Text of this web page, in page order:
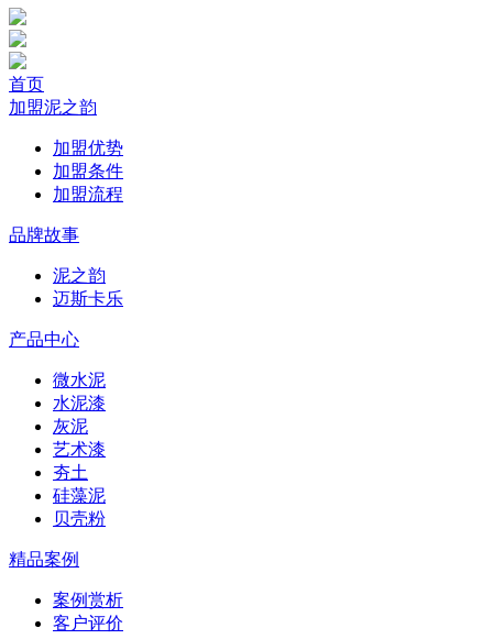
首页
加盟泥之韵
加盟优势
加盟条件
加盟流程
品牌故事
泥之韵
迈斯卡乐
产品中心
微水泥
水泥漆
灰泥
艺术漆
夯土
硅藻泥
贝壳粉
精品案例
案例赏析
客户评价